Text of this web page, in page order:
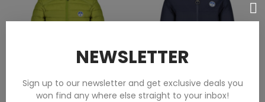
NEWSLETTER
Sign up to our newsletter and get exclusive deals you
won find any where else straight to your inbox!